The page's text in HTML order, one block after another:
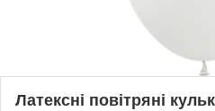
Латексні повітряні